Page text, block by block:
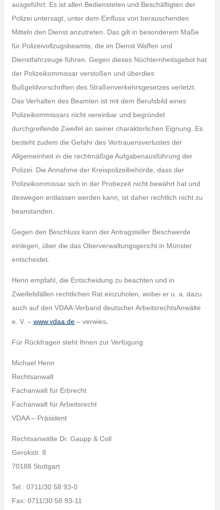
ausgeführt: Es ist allen Bediensteten und Beschäftigten der
Polizei untersagt, unter dem Einfluss von berauschenden
Mitteln den Dienst anzutreten. Das gilt in besonderem Maße
für Polizeivollzugsbeamte, die im Dienst Waffen und
Dienstfahrzeuge führen. Gegen dieses Nüchternheitsgebot hat
der Polizeikommissar verstoßen und überdies
Bußgeldvorschriften des Straßenverkehrsgesetzes verletzt.
Das Verhalten des Beamten ist mit dem Berufsbild eines
Polizeikommissars nicht vereinbar und begründet
durchgreifende Zweifel an seiner charakterlichen Eignung. Es
besteht zudem die Gefahr des Vertrauensverlustes der
Allgemeinheit in die rechtmäßige Aufgabenausführung der
Polizei. Die Annahme der Kreispolizeibehörde, dass der
Polizeikommissar sich in der Probezeit nicht bewährt hat und
deswegen entlassen werden kann, ist daher rechtlich nicht zu
beanstanden.
Gegen den Beschluss kann der Antragsteller Beschwerde
einlegen, über die das Oberverwaltungsgericht in Münster
entscheidet.
Henn empfahl, die Entscheidung zu beachten und in
Zweifelsfällen rechtlichen Rat einzuholen, wobei er u. a. dazu
auch auf den VDAA-Verband deutscher ArbeitsrechtsAnwälte
e. V. – www.vdaa.de– verwies.
Für Rückfragen steht Ihnen zur Verfügung:
Michael Henn
Rechtsanwalt
Fachanwalt für Erbrecht
Fachanwalt für Arbeitsrecht
VDAA – Präsident
Rechtsanwälte Dr. Gaupp & Coll
Gerokstr. 8
70188 Stuttgart
Tel.: 0711/30 58 93-0
Fax: 0711/30 58 93-11